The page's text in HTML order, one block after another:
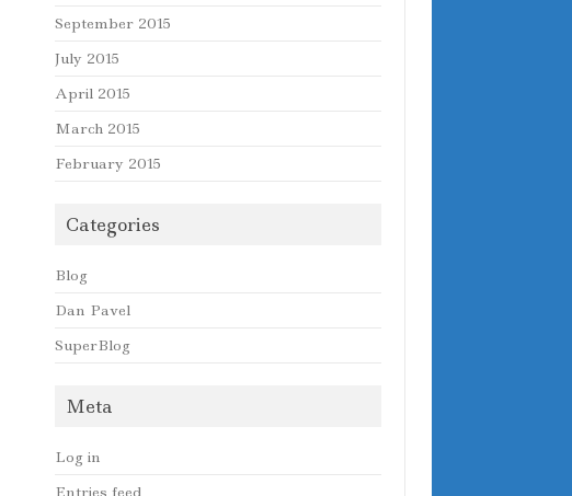
September 2015
July 2015
April 2015
March 2015
February 2015
Categories
Blog
Dan Pavel
SuperBlog
Meta
Log in
Entries feed